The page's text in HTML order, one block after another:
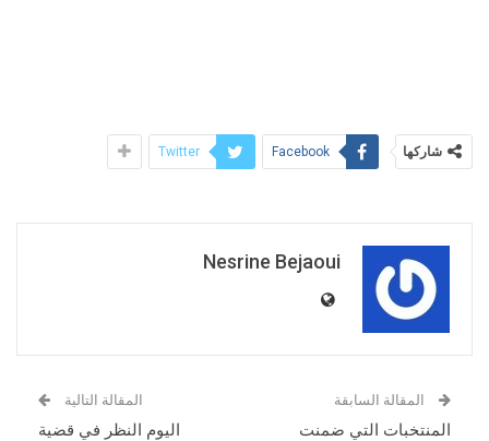
شاركها Facebook
Twitter
Nesrine Bejaoui
المقالة السابقة
المنتخبات التي ضمنت
المقالة التالية
اليوم النظر في قضية